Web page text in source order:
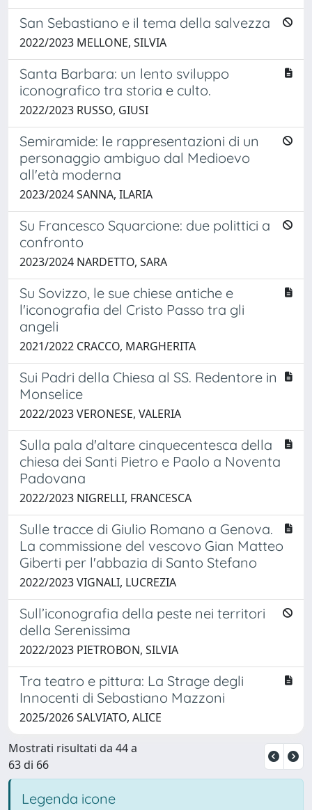
San Sebastiano e il tema della salvezza
2022/2023 MELLONE, SILVIA
Santa Barbara: un lento sviluppo
iconografico tra storia e culto.
2022/2023 RUSSO, GIUSI
Semiramide: le rappresentazioni di un
personaggio ambiguo dal Medioevo
all'età moderna
2023/2024 SANNA, ILARIA
Su Francesco Squarcione: due polittici a
confronto
2023/2024 NARDETTO, SARA
Su Sovizzo, le sue chiese antiche e
l'iconografia del Cristo Passo tra gli
angeli
2021/2022 CRACCO, MARGHERITA
Sui Padri della Chiesa al SS. Redentore in
Monselice
2022/2023 VERONESE, VALERIA
Sulla pala d'altare cinquecentesca della
chiesa dei Santi Pietro e Paolo a Noventa
Padovana
2022/2023 NIGRELLI, FRANCESCA
Sulle tracce di Giulio Romano a Genova.
La commissione del vescovo Gian Matteo
Giberti per l'abbazia di Santo Stefano
2022/2023 VIGNALI, LUCREZIA
Sull’iconografia della peste nei territori
della Serenissima
2022/2023 PIETROBON, SILVIA
Tra teatro e pittura: La Strage degli
Innocenti di Sebastiano Mazzoni
2025/2026 SALVIATO, ALICE
Mostrati risultati da 44 a
63 di 66
Legenda icone